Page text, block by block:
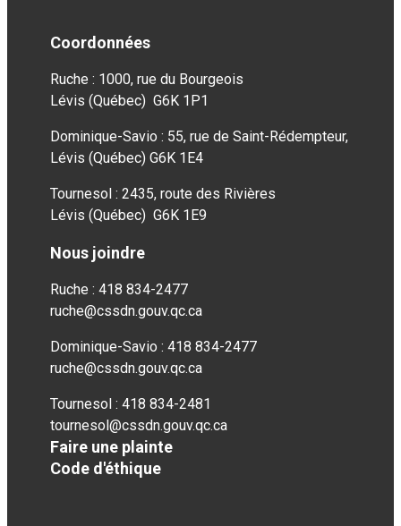
Coordonnées
Ruche : 1000, rue du Bourgeois
Lévis (Québec) G6K 1P1
Dominique-Savio : 55, rue de Saint-Rédempteur,
Lévis (Québec) G6K 1E4
Tournesol : 2435, route des Rivières
Lévis (Québec) G6K 1E9
Nous joindre
Ruche : 418 834-2477
ruche@cssdn.gouv.qc.ca
Dominique-Savio : 418 834-2477
ruche@cssdn.gouv.qc.ca
Tournesol : 418 834-2481
tournesol@cssdn.gouv.qc.ca
Faire une plainte
Code d'éthique